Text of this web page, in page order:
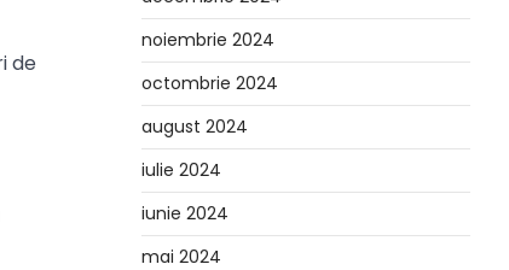
de
noiembrie 2024
octombrie 2024
august 2024
iulie 2024
iunie 2024
mai 2024